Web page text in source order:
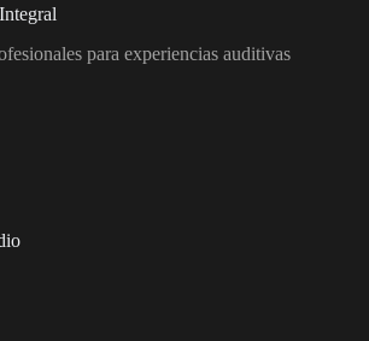
para experiencias auditivas